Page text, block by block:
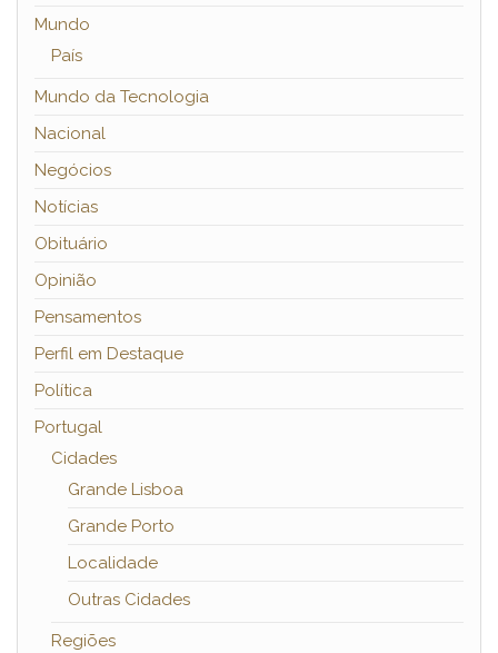
Mundo
País
Mundo da Tecnologia
Nacional
Negócios
Notícias
Obituário
Opinião
Pensamentos
Perfil em Destaque
Política
Portugal
Cidades
Grande Lisboa
Grande Porto
Localidade
Outras Cidades
Regiões